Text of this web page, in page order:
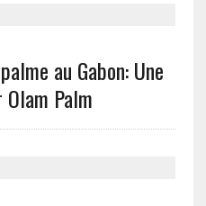
au Gabon: Une
Palm